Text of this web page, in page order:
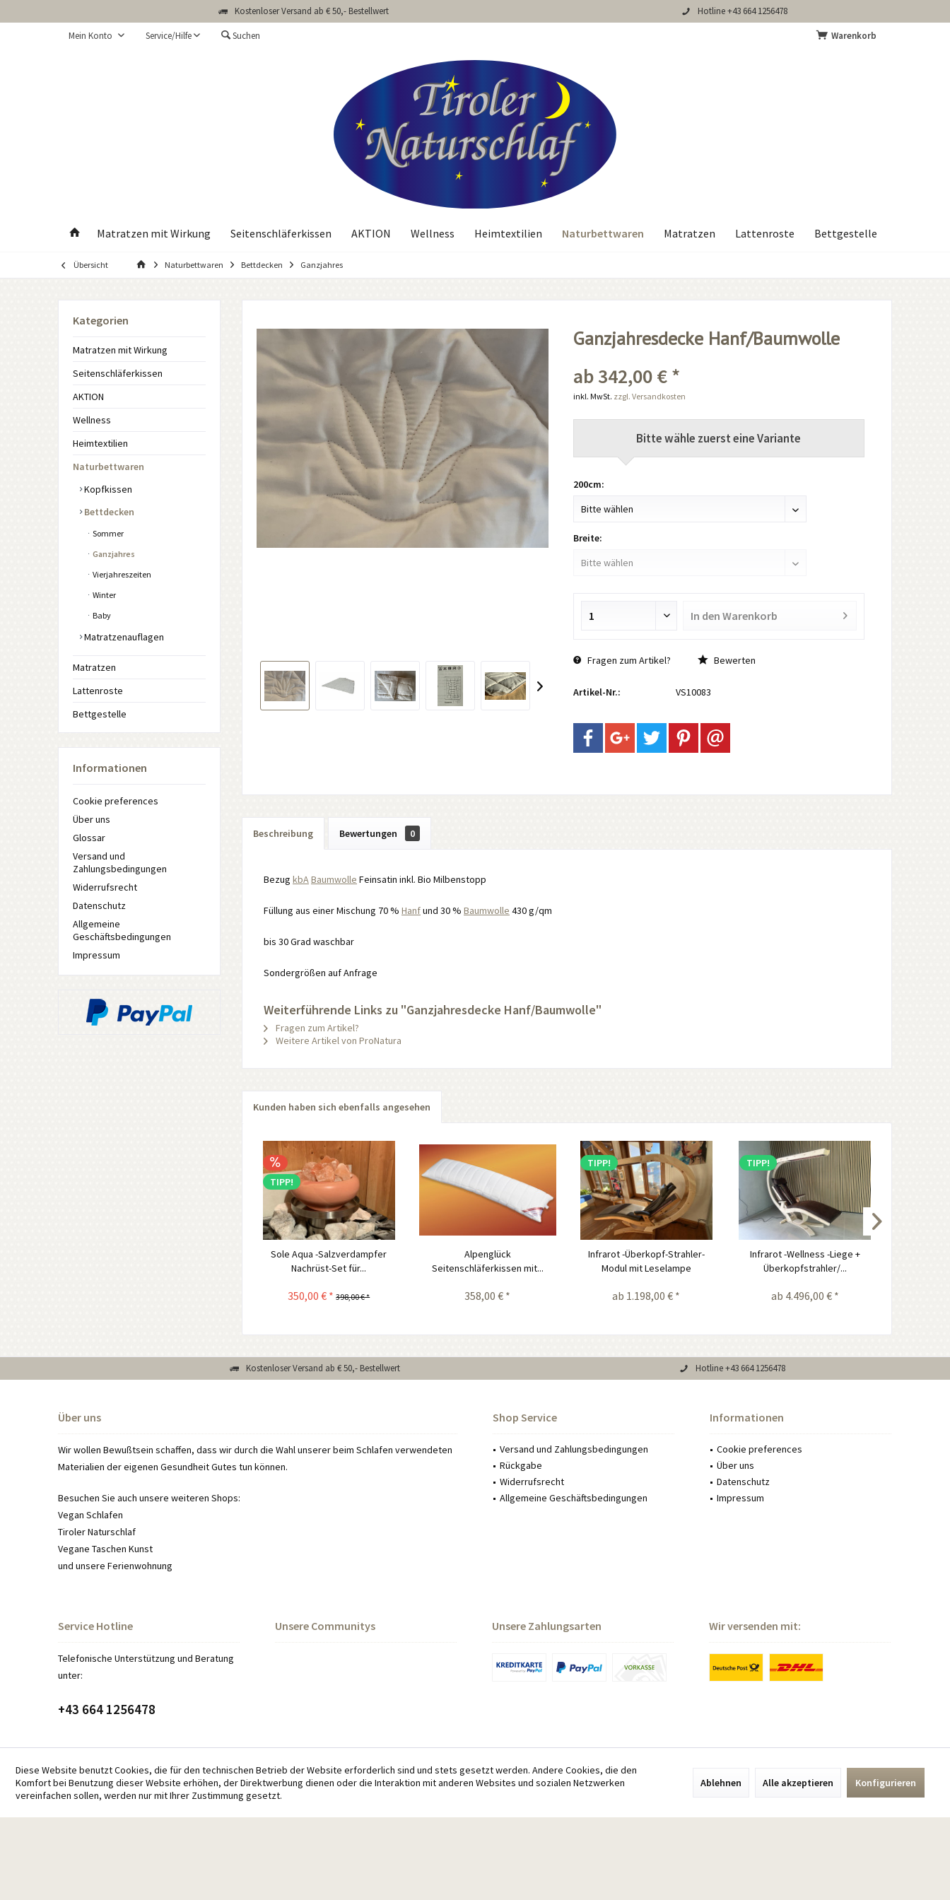
Kostenloser Versand ab € 50,- Bestellwert Hotline +43 664 1256478
Warenkorb
Mein Konto Service/Hilfe Suchen
Matratzen mit Wirkung Seitenschläferkissen AKTION Wellness Heimtextilien Naturbettwaren Matratzen Lattenroste Bettgestelle
Übersicht Naturbettwaren Bettdecken Ganzjahres
Kategorien
Matratzen mit Wirkung
Seitenschläferkissen
AKTION
Wellness
Heimtextilien
Naturbettwaren
Kopfkissen
Bettdecken
Sommer
Ganzjahres
Vierjahreszeiten
Winter
Baby
Matratzenauflagen
Matratzen
Lattenroste
Bettgestelle
Informationen
Cookie preferences
Über uns
Glossar
Versand und
Zahlungsbedingungen
Widerrufsrecht
Datenschutz
Allgemeine
Geschäftsbedingungen
Impressum
Ganzjahresdecke Hanf/Baumwolle
ab 342,00 € *
inkl. MwSt. zzgl. Versandkosten
Bitte wähle zuerst eine Variante
200cm:
Breite:
In den Warenkorb
Fragen zum Artikel? Bewerten
Artikel-Nr.: VS10083
Beschreibung Bewertungen 0
Bezug kbABaumwolle Feinsatin inkl. Bio Milbenstopp
Füllung aus einer Mischung 70 % Hanfund 30 % Baumwolle 430 g/qm
bis 30 Grad waschbar
Sondergrößen auf Anfrage
Weiterführende Links zu "Ganzjahresdecke Hanf/Baumwolle"
Fragen zum Artikel?
Weitere Artikel von ProNatura
Kunden haben sich ebenfalls angesehen
TIPP!
Sole Aqua -Salzverdampfer
Nachrüst-Set für...
350,00 € * 398,00 € *
Alpenglück
Seitenschläferkissen mit...
358,00 € *
TIPP!
Infrarot -Überkopf-Strahler-
Modul mit Leselampe
ab 1.198,00 € *
TIPP!
Infrarot -Wellness -Liege +
Überkopfstrahler/...
ab 4.496,00 € *
Kostenloser Versand ab € 50,- Bestellwert Hotline +43 664 1256478
Über uns
Wir wollen Bewußtsein schaffen, dass wir durch die Wahl unserer beim Schlafen verwendeten
Materialien der eigenen Gesundheit Gutes tun können.
Besuchen Sie auch unsere weiteren Shops:
Vegan Schlafen
Tiroler Naturschlaf
Vegane Taschen Kunst
und unsere Ferienwohnung
Shop Service
Versand und Zahlungsbedingungen
Rückgabe
Widerrufsrecht
Allgemeine Geschäftsbedingungen
Informationen
Cookie preferences
Über uns
Datenschutz
Impressum
Service Hotline
Telefonische Unterstützung und Beratung
unter:
+43 664 1256478
Unsere Communitys Unsere Zahlungsarten Wir versenden mit:
* Alle Preise inkl. gesetzl. Mehrwertsteuer und inkl.Versandkosten , wenn nicht anders beschrieben
Diese Website benutzt Cookies, die für den technischen Betrieb der Website erforderlich sind und stets gesetzt werden. Andere Cookies, die den
Komfort bei Benutzung dieser Website erhöhen, der Direktwerbung dienen oder die Interaktion mit anderen Websites und sozialen Netzwerken
vereinfachen sollen, werden nur mit Ihrer Zustimmung gesetzt.
Ablehnen Alle akzeptieren Konfigurieren